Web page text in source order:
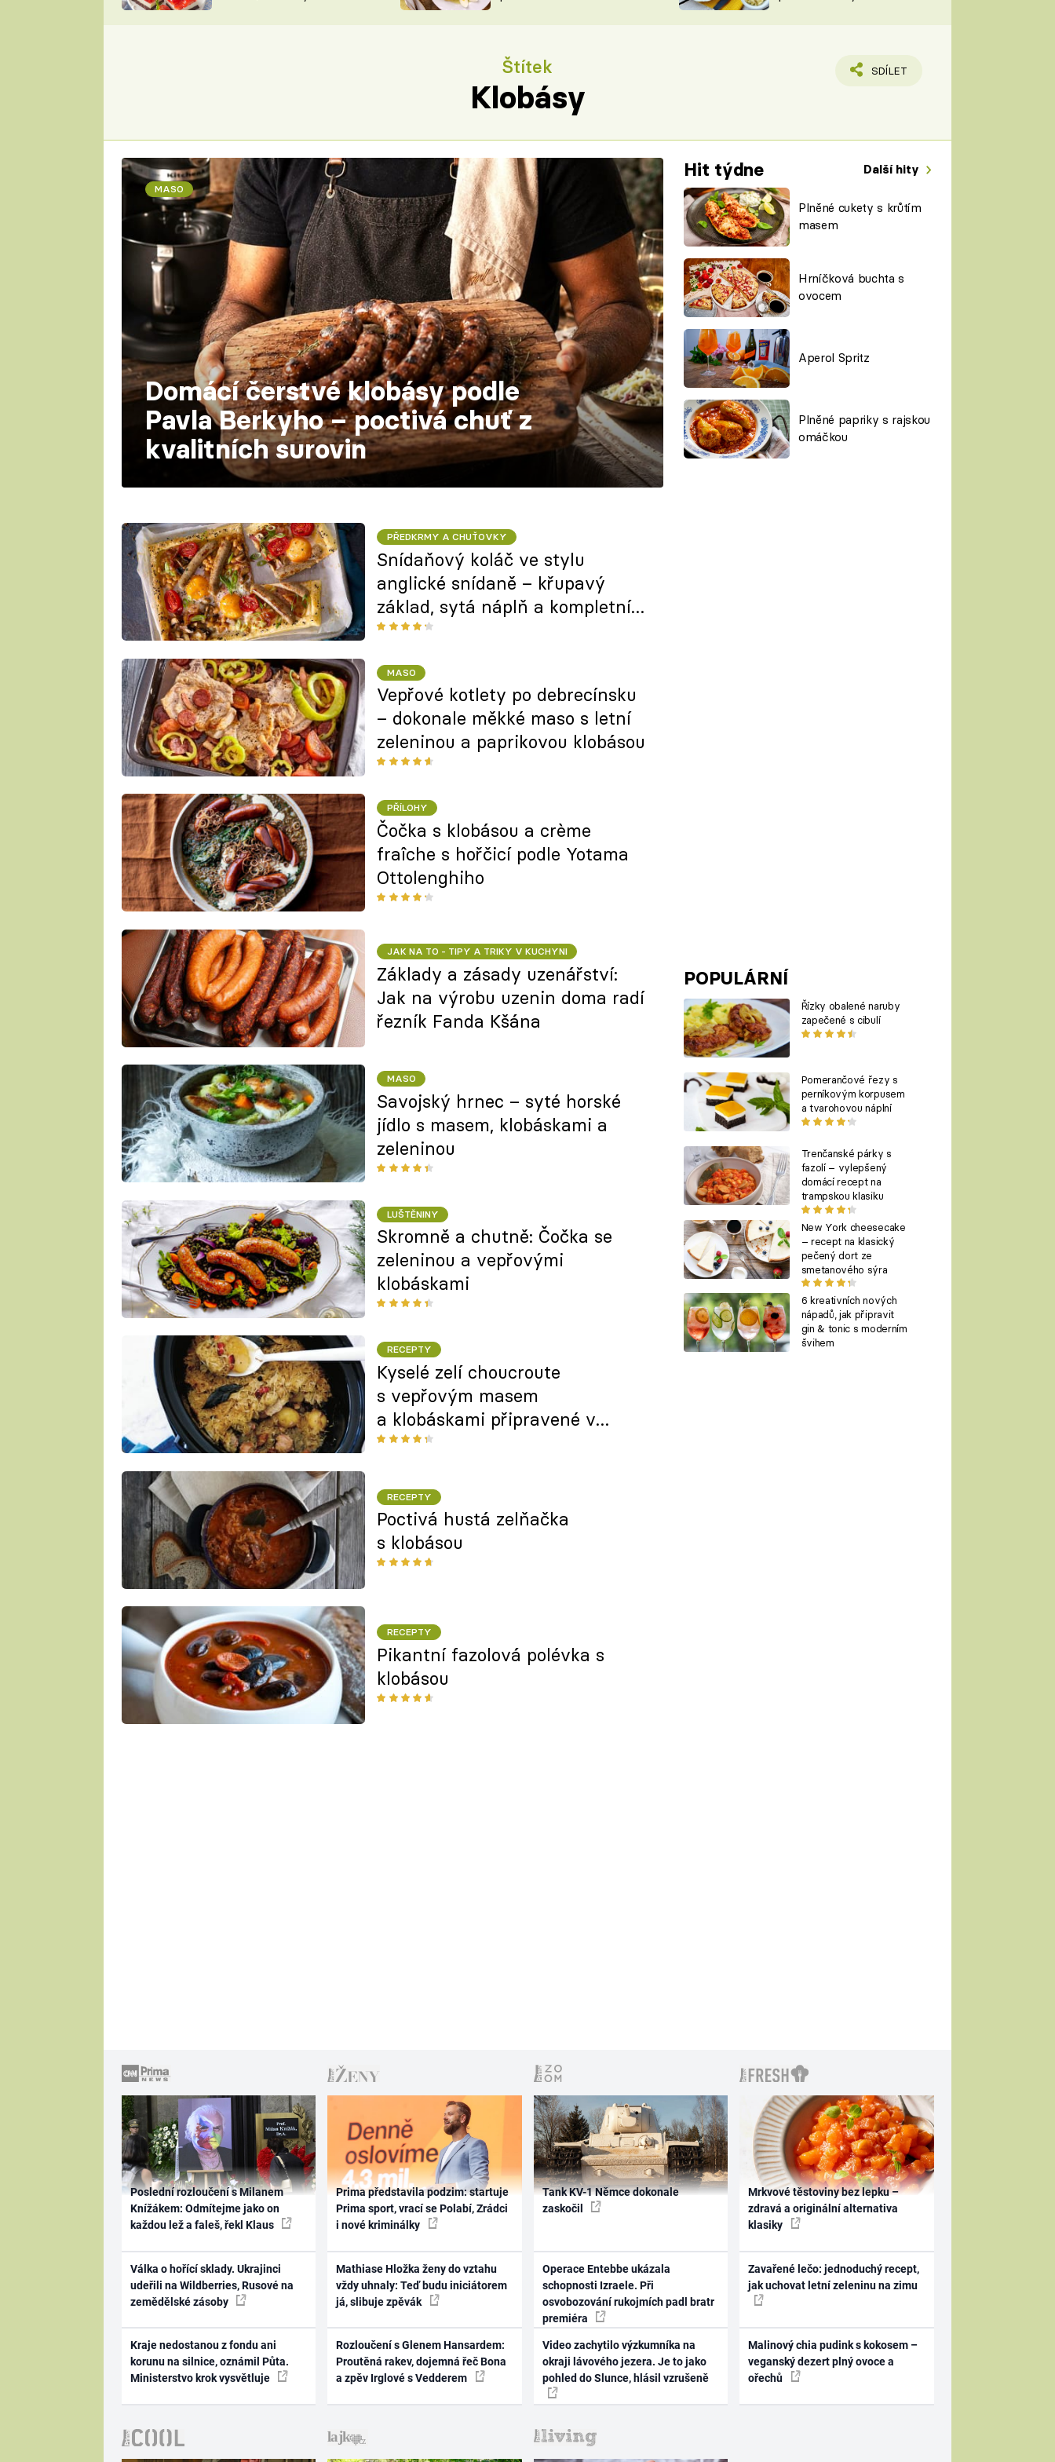
NA NÁKUPECH
ŠÉFREDAKTORKY
Štítek
Klobásy
SDÍLET
Hit týdne Další hity
Plněné cukety s krůtím
masem
Hrníčková buchta s
ovocem
Aperol Spritz
Plněné papriky s rajskou
omáčkou
POPULÁRNÍ
Řízky obalené naruby
zapečené s cibulí
Pomerančové řezy s
perníkovým korpusem
a tvarohovou náplní
Trenčanské párky s
fazolí – vylepšený
domácí recept na
trampskou klasiku
New York cheesecake
– recept na klasický
pečený dort ze
smetanového sýra
6 kreativních nových
nápadů, jak připravit
gin & tonic s moderním
švihem
MASO
Domácí čerstvé klobásy podle
Pavla Berkyho – poctivá chuť z
kvalitních surovin
PŘEDKRMY A CHUŤOVKY
Snídaňový koláč ve stylu
anglické snídaně – křupavý
základ, sytá náplň a kompletní
snídaně z jednoho plechu
MASO
Vepřové kotlety po debrecínsku
– dokonale měkké maso s letní
zeleninou a paprikovou klobásou
PŘÍLOHY
Čočka s klobásou a crème
fraîche s hořčicí podle Yotama
Ottolenghiho
JAK NA TO - TIPY A TRIKY V KUCHYNI
Základy a zásady uzenářství:
Jak na výrobu uzenin doma radí
řezník Fanda Kšána
MASO
Savojský hrnec – syté horské
jídlo s masem, klobáskami a
zeleninou
LUŠTĚNINY
Skromně a chutně: Čočka se
zeleninou a vepřovými
klobáskami
RECEPTY
Kyselé zelí choucroute
s vepřovým masem
a klobáskami připravené v
pomalém hrnci nebo v troubě
RECEPTY
Poctivá hustá zelňačka
s klobásou
RECEPTY
Pikantní fazolová polévka s
klobásou
Poslední rozloučení s Milanem
Knížákem: Odmítejme jako on
každou lež a faleš, řekl Klaus
Válka o hořící sklady. Ukrajinci
udeřili na Wildberries, Rusové na
zemědělské zásoby
Kraje nedostanou z fondu ani
korunu na silnice, oznámil Půta.
Ministerstvo krok vysvětluje
Prima představila podzim: startuje
Prima sport, vrací se Polabí, Zrádci
i nové kriminálky
Mathiase Hložka ženy do vztahu
vždy uhnaly: Teď budu iniciátorem
já, slibuje zpěvák
Rozloučení s Glenem Hansardem:
Proutěná rakev, dojemná řeč Bona
a zpěv Irglové s Vedderem
Tank KV-1 Němce dokonale
zaskočil
Operace Entebbe ukázala
schopnosti Izraele. Při
osvobozování rukojmích padl bratr
premiéra
Video zachytilo výzkumníka na
okraji lávového jezera. Je to jako
pohled do Slunce, hlásil vzrušeně
Mrkvové těstoviny bez lepku –
zdravá a originální alternativa
klasiky
Zavařené lečo: jednoduchý recept,
jak uchovat letní zeleninu na zimu
Malinový chia pudink s kokosem –
veganský dezert plný ovoce a
ořechů